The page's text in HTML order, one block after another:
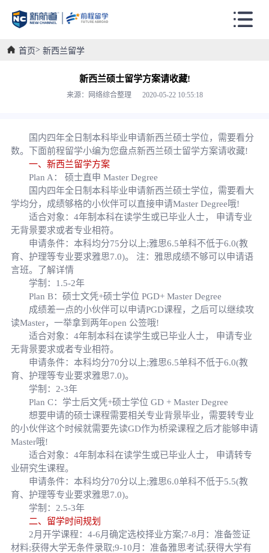
首页 新西兰留学
新西兰硕士留学方案请收藏!
来源：网络综合整理 2020-05-22 10:55:18
国内四年全日制本科毕业申请新西兰硕士学位，需要看分
数。下面前程留学小编为您盘点新西兰硕士留学方案请收藏!
一、新西兰留学方案
Plan A： 硕士直申 Master Degree
国内四年全日制本科毕业申请新西兰硕士学位，需要看大
学均分，成绩够格的小伙伴可以直接申请Master Degree哦!
适合对象：4年制本科在读学生或已毕业人士， 申请专业
无背景要求或者专业相符。
申请条件：本科均分75分以上;雅思6.5单科不低于6.0(教
育、护理等专业要求雅思7.0)。 注：雅思成绩不够可以申请语
言班。了解详情
学制：1.5-2年
Plan B：硕士文凭+硕士学位 PGD+ Master Degree
成绩差一点的小伙伴可以申请PGD课程，之后可以继续攻
读Master，一举拿到两年open 公签哦!
适合对象：4年制本科在读学生或已毕业人士， 申请专业
无背景要求或者专业相符。
申请条件：本科均分70分以上;雅思6.5单科不低于6.0(教
育、护理等专业要求雅思7.0)。
学制：2-3年
Plan C：学士后文凭+硕士学位 GD + Master Degree
想要申请的硕士课程需要相关专业背景毕业，需要转专业
的小伙伴这个时候就需要先读GD作为桥梁课程之后才能够申请
Master哦!
适合对象：4年制本科在读学生或已毕业人士， 申请转专
业研究生课程。
申请条件：本科均分70分以上;雅思6.0单科不低于5.5(教
育、护理等专业要求雅思7.0)。
学制：2.5-3年
二、留学时间规划
2月开学课程：4-6月确定选校择业方案;7-8月：准备签证
材料;获得大学无条件录取;9-10月：准备雅思考试;获得大学有